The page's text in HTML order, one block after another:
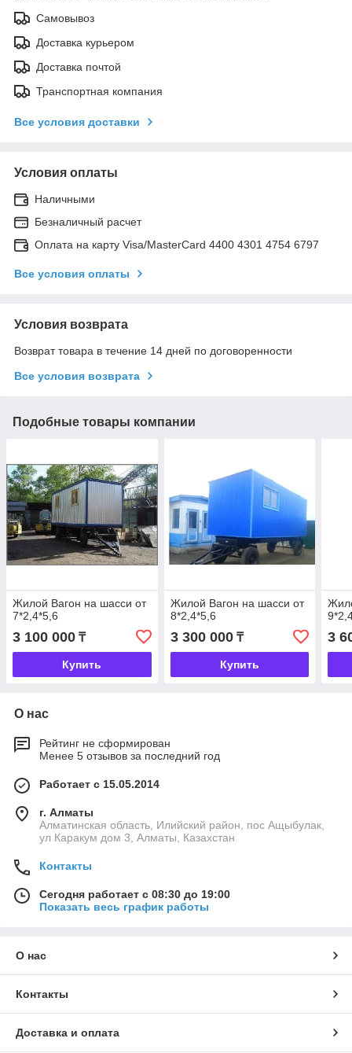
Самовывоз
Доставка курьером
Доставка почтой
Транспортная компания
Все условия доставки
Условия оплаты
Наличными
Безналичный расчет
Оплата на карту Visa/MasterCard 4400 4301 4754 6797
Все условия оплаты
Условия возврата
Возврат товара в течение 14 дней по договоренности
Все условия возврата
Подобные товары компании
Жилой Вагон на шасси от
7*2,4*5,6
3 100 000 ₸
Купить
Жилой Вагон на шасси от
8*2,4*5,6
3 300 000₸
Купить
3
О нас
Рейтинг не сформирован
Менее 5 отзывов за последний год
Работает с 15.05.2014
г. Алматы
Алматинская область, Илийский район, пос Ащыбулак,
ул Каракум дом 3, Алматы, Казахстан
Контакты
Сегодня работает с 08:30 до 19:00
Показать весь график работы
О нас
Контакты
Доставка и оплата